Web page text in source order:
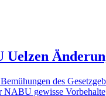
Uelzen
des
NABU gewisse